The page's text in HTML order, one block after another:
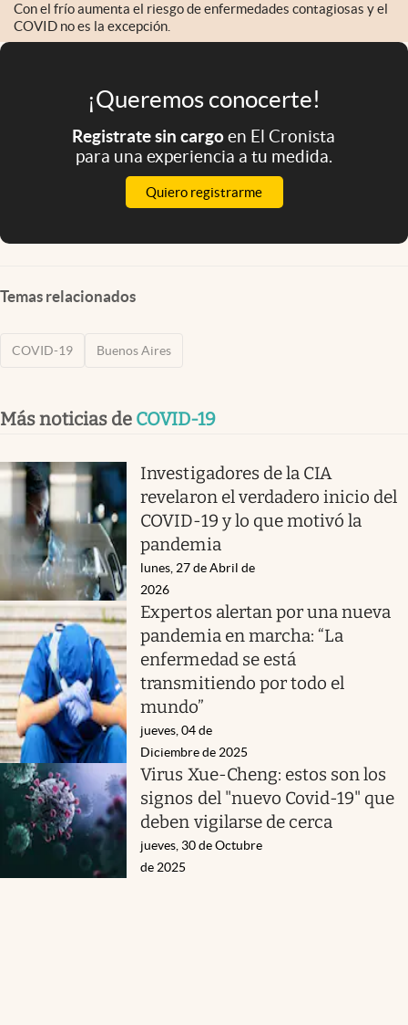
Con el frío aumenta el riesgo de enfermedades contagiosas y el
COVID no es la excepción.
¡Queremos conocerte!
Registrate sin cargoen El Cronista
para una experiencia a tu medida.
Quiero registrarme
Temas relacionados
COVID-19 Buenos Aires
Más noticias de COVID-19
Investigadores de la CIA
revelaron el verdadero inicio del
COVID-19 y lo que motivó la
pandemia
lunes, 27 de Abril de
2026
Expertos alertan por una nueva
pandemia en marcha: “La
enfermedad se está
transmitiendo por todo el
mundo”
jueves, 04 de
Diciembre de 2025
Virus Xue-Cheng: estos son los
signos del "nuevo Covid-19" que
deben vigilarse de cerca
jueves, 30 de Octubre
de 2025